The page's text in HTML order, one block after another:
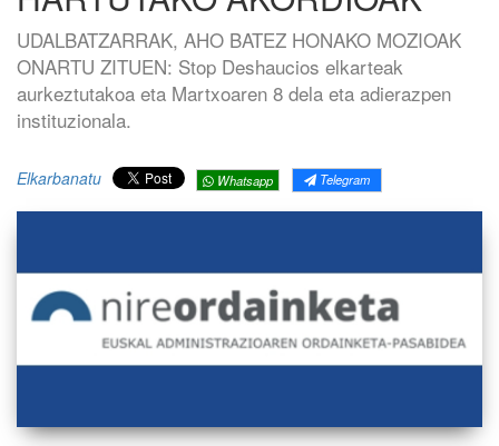
UDALBATZARRAK, AHO BATEZ HONAKO MOZIOAK
ONARTU ZITUEN: Stop Deshaucios elkarteak
aurkeztutakoa eta Martxoaren 8 dela eta adierazpen
instituzionala.
Elkarbanatu Whatsapp Telegram